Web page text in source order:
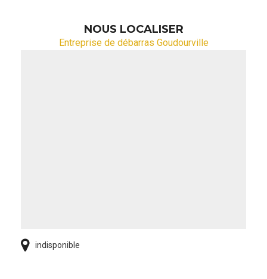
NOUS LOCALISER
Entreprise de débarras Goudourville
indisponible